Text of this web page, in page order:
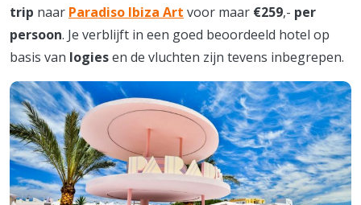
trip naar Paradiso Ibiza Art voor maar €259,- per
persoon. Je verblijft in een goed beoordeeld hotel op
basis van logiesen de vluchten zijn tevens inbegrepen.